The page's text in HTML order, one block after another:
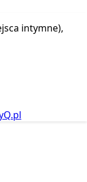
intymne),